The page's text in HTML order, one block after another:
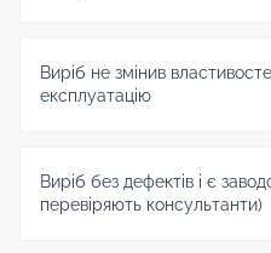
Виріб не змінив
експлуатацію
Виріб без дефектів і є
перевіряють консультанти)